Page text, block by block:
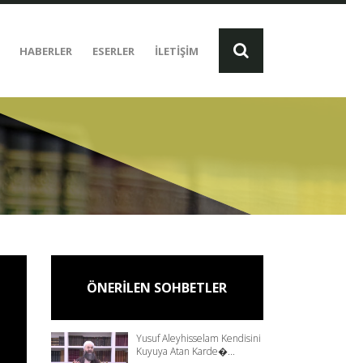
HABERLER ESERLER İLETİŞİM
ÖNERİLEN SOHBETLER
Yusuf Aleyhisselam Kendisini
Kuyuya Atan Karde�...